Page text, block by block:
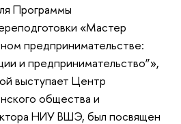
Программы
«Мастер
предпринимательстве:
и предпринимательство”»,
выступает Центр
общества и
НИУ ВШЭ, был посвящен